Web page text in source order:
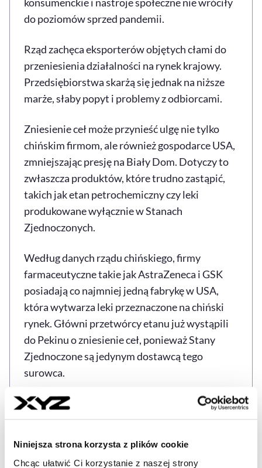
Niniejsza strona korzysta z plików cookie
Chcąc ułatwić Ci korzystanie z naszej strony
do poziomów sprzed pandemii.
Rząd zachęca eksporterów objętych cłami do
przeniesienia działalności na rynek krajowy.
Przedsiębiorstwa skarżą się jednak na niższe
marże, słaby popyt i problemy z odbiorcami.
Zniesienie ceł może przynieść ulgę nie tylko
chińskim firmom, ale również gospodarce USA,
zmniejszając presję na Biały Dom. Dotyczy to
zwłaszcza produktów, które trudno zastąpić,
takich jak etan petrochemiczny czy leki
produkowane wyłącznie w Stanach
Zjednoczonych.
Według danych rządu chińskiego, firmy
farmaceutyczne takie jak AstraZeneca i GSK
posiadają co najmniej jedną fabrykę w USA,
która wytwarza leki przeznaczone na chiński
rynek. Główni przetwórcy etanu już wystąpili
do Pekinu o zniesienie ceł, ponieważ Stany
Zjednoczone są jedynym dostawcą tego
surowca.